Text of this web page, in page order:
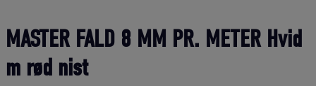
MASTER FALD 8 MM PR. METER Hvid
m rød nist